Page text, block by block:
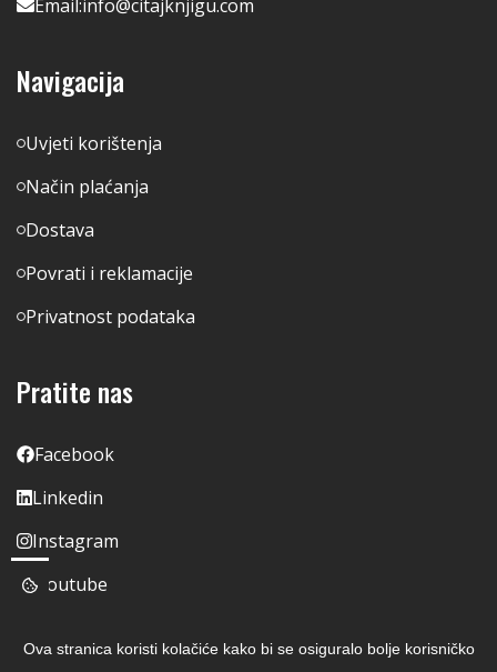
Email:info@citajknjigu.com
Navigacija
Uvjeti korištenja
Način plaćanja
Dostava
Povrati i reklamacije
Privatnost podataka
Pratite nas
Facebook
Linkedin
Instagram
Youtube
Ova stranica koristi kolačiće kako bi se osiguralo bolje korisničko